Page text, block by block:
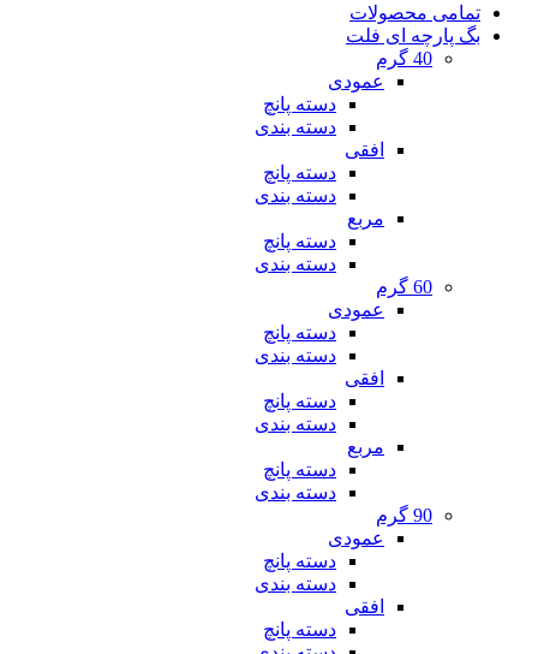
تمامی محصولات
بگ پارچه ای فلت
40 گرم
عمودی
دسته پانچ
دسته بندی
افقی
دسته پانچ
دسته بندی
مربع
دسته پانچ
دسته بندی
60 گرم
عمودی
دسته پانچ
دسته بندی
افقی
دسته پانچ
دسته بندی
مربع
دسته پانچ
دسته بندی
90 گرم
عمودی
دسته پانچ
دسته بندی
افقی
دسته پانچ